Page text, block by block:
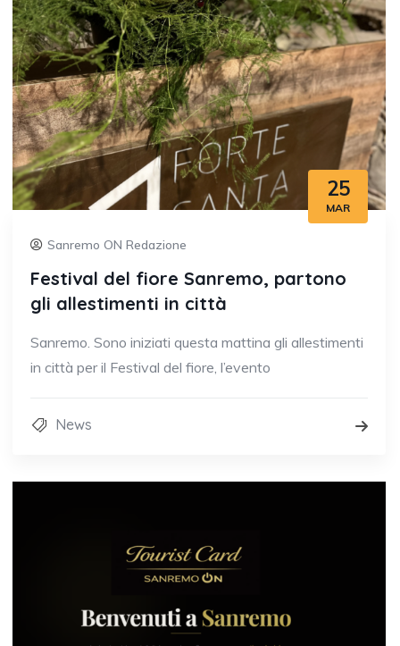
25
MAR
Sanremo ON Redazione
Festival del fiore Sanremo, partono
gli allestimenti in città
Sanremo. Sono iniziati questa mattina gli allestimenti
in città per il Festival del fiore, l’evento
News